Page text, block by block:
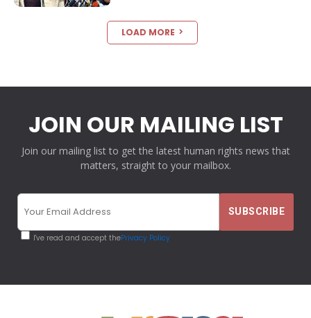
LOAD MORE
JOIN OUR MAILING LIST
Join our mailing list to get the latest human rights news that
matters, straight to your mailbox.
I've read and accept thePrivacy Policy